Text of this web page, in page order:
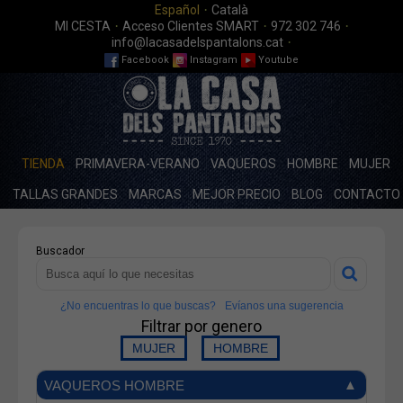
Español · Català
MI CESTA · Acceso Clientes SMART· 972 302 746 ·
info@lacasadelspantalons.cat ·
Facebook Instagram Youtube
TIENDA PRIMAVERA-VERANO VAQUEROS HOMBRE MUJER
TALLAS GRANDES MARCAS MEJOR PRECIO BLOG CONTACTO
Buscador
¿No encuentras lo que buscas? Evíanos una sugerencia
Filtrar por genero
VAQUEROS HOMBRE